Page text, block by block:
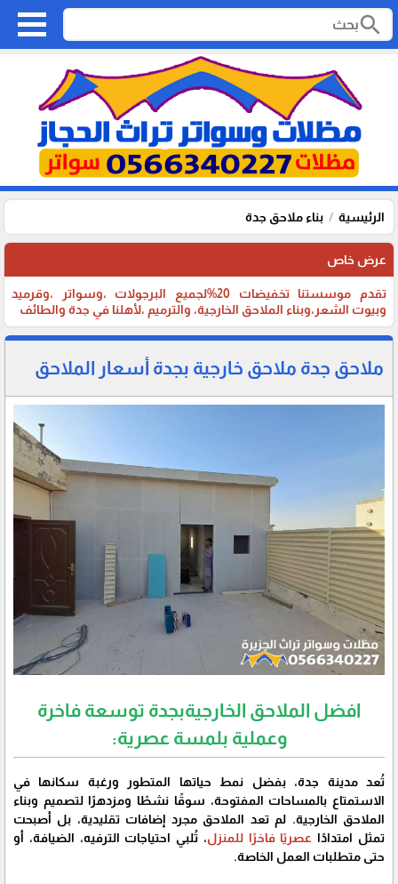
search
الرئيسية بناء ملاحق جدة
عرض خاص
تقدم موسستنا تخفيضات 20%لجميع البرجولات ،وسواتر ،وقرميد
وبيوت الشعر،وبناء الملاحق الخارجية، والترميم ،لأهلنا في جدة والطائف
ملاحق جدة ملاحق خارجية بجدة أسعار الملاحق
افضل الملاحق الخارجيةبجدة توسعة فاخرة
وعملية بلمسة عصرية:
​تُعد مدينة جدة، بفضل نمط حياتها المتطور ورغبة سكانها في
الاستمتاع بالمساحات المفتوحة، سوقًا نشطًا ومزدهرًا لتصميم وبناء
الملاحق الخارجية. لم تعد الملاحق مجرد إضافات تقليدية، بل أصبحت
تمثل امتدادًا عصريًا فاخرًا للمنزل، تُلبي احتياجات الترفيه، الضيافة، أو
حتى متطلبات العمل الخاصة.